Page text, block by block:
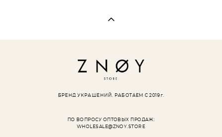
БРЕНД УКРАШЕНИЙ. РАБОТАЕМ С 2019 г.
ПО ВОПРОСУ ОПТОВЫХ ПРОДАЖ:
WHOLESALE@ZNOY.STORE